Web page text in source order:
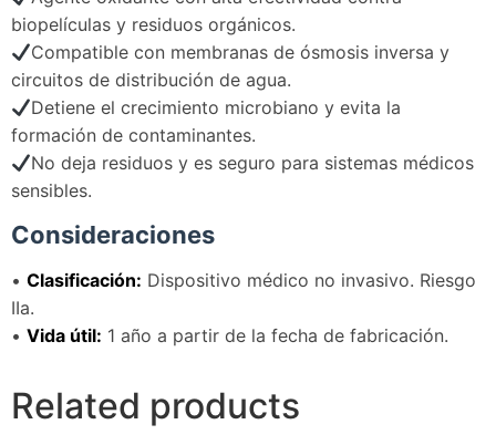
biopelículas y residuos orgánicos.
Compatible con membranas de ósmosis inversa y
circuitos de distribución de agua.
Detiene el crecimiento microbiano y evita la
formación de contaminantes.
No deja residuos y es seguro para sistemas médicos
sensibles.
Consideraciones
• Clasificación: Dispositivo médico no invasivo. Riesgo
IIa.
• Vida útil: 1 año a partir de la fecha de fabricación.
Related products